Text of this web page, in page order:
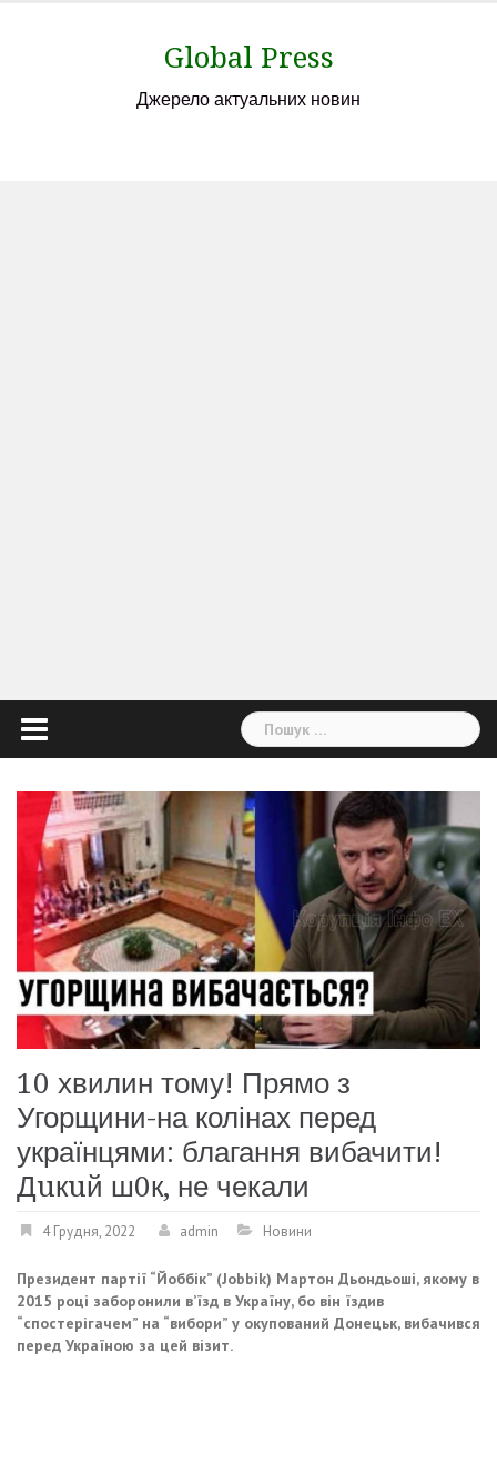
Global Press
Джерело актуальних новин
Пошук:
10 хвилин тому! Прямо з
Угорщини-на колінах перед
українцями: благання вибачити!
Дuкuй ш0к, не чекали
4 Грудня, 2022 admin Новини
Президент партії “Йоббік” (Jobbik) Мартон Дьондьоші, якому в
2015 році заборонили в’їзд в Україну, бо він їздив
“спостерігачем” на “вибори” у окупований Донецьк, вибачився
перед Україною за цей візит.